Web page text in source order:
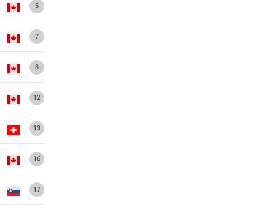
5
7
8
12
13
16
17